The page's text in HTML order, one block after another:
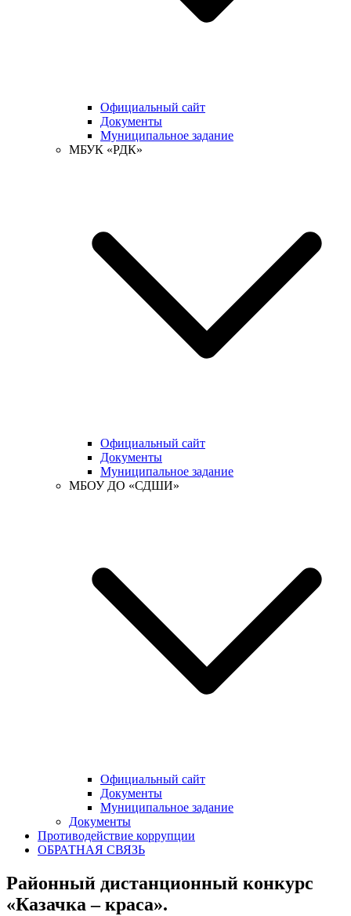
Официальный сайт
Документы
Муниципальное задание
МБУК «РДК»
Официальный сайт
Документы
Муниципальное задание
МБОУ ДО «СДШИ»
Официальный сайт
Документы
Муниципальное задание
Документы
Противодействие коррупции
ОБРАТНАЯ СВЯЗЬ
Районный дистанционный конкурс
«Казачка – краса».